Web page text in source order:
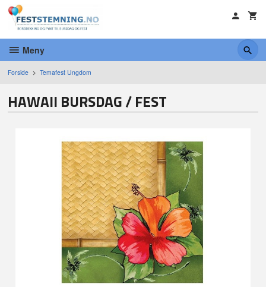
Gå
innholdet
Meny
Forside Temafest Ungdom
HAWAII BURSDAG / FEST